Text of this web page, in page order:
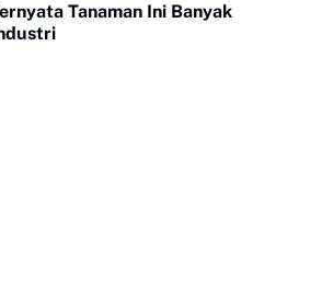
Tanaman Ini Banyak